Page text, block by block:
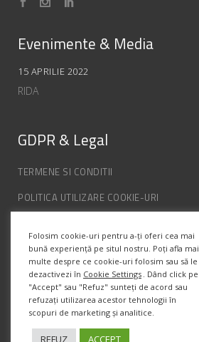
Evenimente & Media
15 APRILIE 2022
RIDA
GDPR & Legal
TERMENE SI CONDITII
POLITICA UTILIZARE COOKIE-URI
ANPC
Info Contact
Str. Semenic, Nr.1, Ap.5, Timisoara.
Telefon:(+4) 0747 066 701
Folosim cookie-uri pentru a-ți oferi cea mai
bună experiență pe situl nostru. Poți afla mai
multe despre ce cookie-uri folosim sau să le
dezactivezi în Cookie Settings . Dând click pe
"Accept" sau "Refuz" sunteți de acord sau
refuzați utilizarea acestor tehnologii în
scopuri de marketing și analitice.
REFUZ ACCEPT